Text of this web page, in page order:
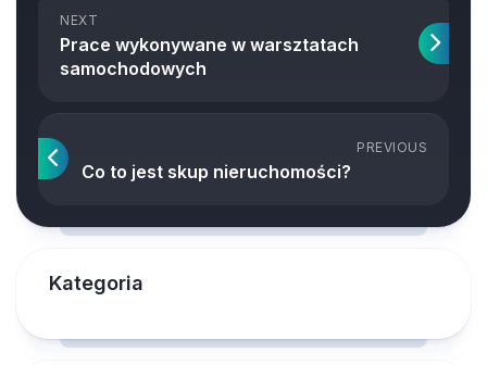
NEXT
Prace wykonywane w warsztatach
samochodowych
PREVIOUS
Co to jest skup nieruchomości?
Kategoria